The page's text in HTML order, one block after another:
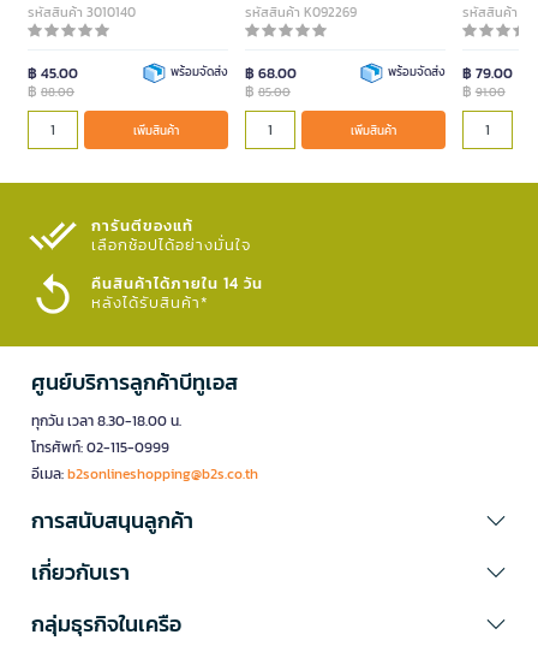
รหัสสินค้า 3010140
฿ 45.00
฿ 88.00
พร้อมจัดส่ง
เพิ่มสินค้า
รหัสสินค้า K092269
฿ 68.00
฿ 85.00
พร้อมจัดส่ง
เพิ่มสินค้า
รหัสสินค้า
฿ 79.00
฿91.00
การันตีของแท้
เลือกช้อปได้อย่างมั่นใจ​
คืนสินค้าได้ภายใน 14 วัน
หลังได้รับสินค้า*
ศูนย์บริการลูกค้าบีทูเอส
ทุกวัน เวลา 8.30-18.00 น.
โทรศัพท์: 02-115-0999
อีเมล:b2sonlineshopping@b2s.co.th
การสนับสนุนลูกค้า
เกี่ยวกับเรา
กลุ่มธุรกิจในเครือ